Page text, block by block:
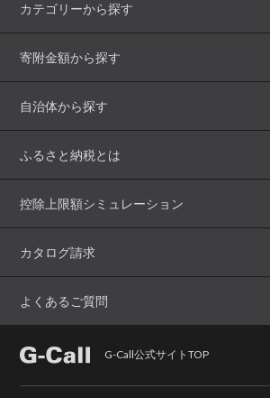
カテゴリーから探す
寄附金額から探す
自治体から探す
ふるさと納税とは
控除上限額シミュレーション
カタログ請求
よくあるご質問
G-Call公式サイトTOP